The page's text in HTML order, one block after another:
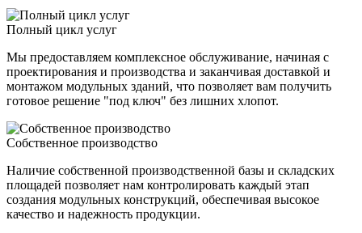
Полный цикл услуг
Мы предоставляем комплексное обслуживание, начиная с
проектирования и производства и заканчивая доставкой и
монтажом модульных зданий, что позволяет вам получить
готовое решение "под ключ" без лишних хлопот.
Собственное производство
Наличие собственной производственной базы и складских
площадей позволяет нам контролировать каждый этап
создания модульных конструкций, обеспечивая высокое
качество и надежность продукции.